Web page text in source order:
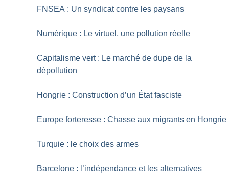
FNSEA : Un syndicat contre les paysans
Numérique : Le virtuel, une pollution réelle
Capitalisme vert : Le marché de dupe de la
dépollution
Hongrie : Construction d’un État fasciste
Europe forteresse : Chasse aux migrants en Hongrie
Turquie : le choix des armes
Barcelone : l’indépendance et les alternatives